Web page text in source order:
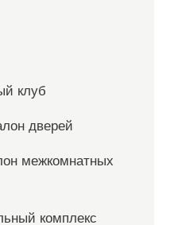
клуб
дверей
межкомнатных
комплекс